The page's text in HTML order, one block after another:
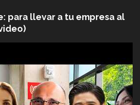
para llevar a tu empresa al